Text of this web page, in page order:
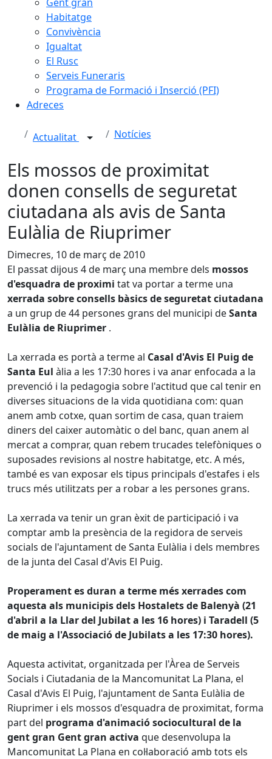
Habitatge
Convivència
Igualtat
El Rusc
Serveis Funeraris
Programa de Formació i Inserció (PFI)
Adreces
Actualitat Notícies
Els mossos de proximitat
donen consells de seguretat
ciutadana als avis de Santa
Eulàlia de Riuprimer
Dimecres, 10 de març de 2010
El passat dijous 4 de març una membre dels mossos
d'esquadra de proximi tat va portar a terme una
xerrada sobre consells bàsics de seguretat ciutadana
a un grup de 44 persones grans del municipi deSanta
Eulàlia de Riuprimer .
La xerrada es portà a terme al Casal d'Avis El Puig de
Santa Eul àlia a les 17:30 hores i va anar enfocada a la
prevenció i la pedagogia sobre l'actitud que cal tenir en
diverses situacions de la vida quotidiana com: quan
anem amb cotxe, quan sortim de casa, quan traiem
diners del caixer automàtic o del banc, quan anem al
mercat a comprar, quan rebem trucades telefòniques o
suposades revisions al nostre habitatge, etc. A més,
també es van exposar els tipus principals d'estafes i els
trucs més utilitzats per a robar a les persones grans.
La xerrada va tenir un gran èxit de participació i va
comptar amb la presència de la regidora de serveis
socials de l'ajuntament de Santa Eulàlia i dels membres
de la junta del Casal d'Avis El Puig.
Properament es duran a terme més xerrades com
aquesta als municipis dels Hostalets de Balenyà (21
d'abril a la Llar del Jubilat a les 16 hores) i Taradell (5
de maig a l'Associació de Jubilats a les 17:30 hores).
Aquesta activitat, organitzada per l'Àrea de Serveis
Socials i Ciutadania de la Mancomunitat La Plana, el
Casal d'Avis El Puig, l'ajuntament de Santa Eulàlia de
Riuprimer i els mossos d'esquadra de proximitat, forma
part del programa d'animació sociocultural de la
gent gran Gent gran activa que desenvolupa la
Mancomunitat La Plana en col·laboració amb tots els